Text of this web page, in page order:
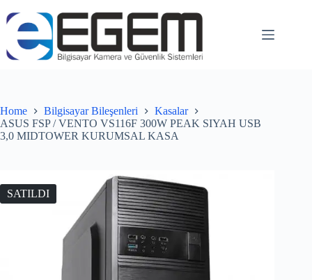
Home Bilgisayar Bileşenleri
Kasalar
ASUS FSP / VENTO VS116F 300W PEAK SIYAH USB
3,0 MIDTOWER KURUMSAL KASA
SATILDI